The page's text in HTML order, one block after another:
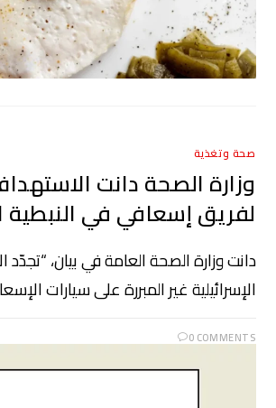
صحة وتغذية
وزارة الصحة دانت
لفريق إسعافي في النبطية
دانت وزارة الصحة العامة في بيان، “تجدّد
الإسرائيلية غير المبررة على سيارات
0 COMMENTS